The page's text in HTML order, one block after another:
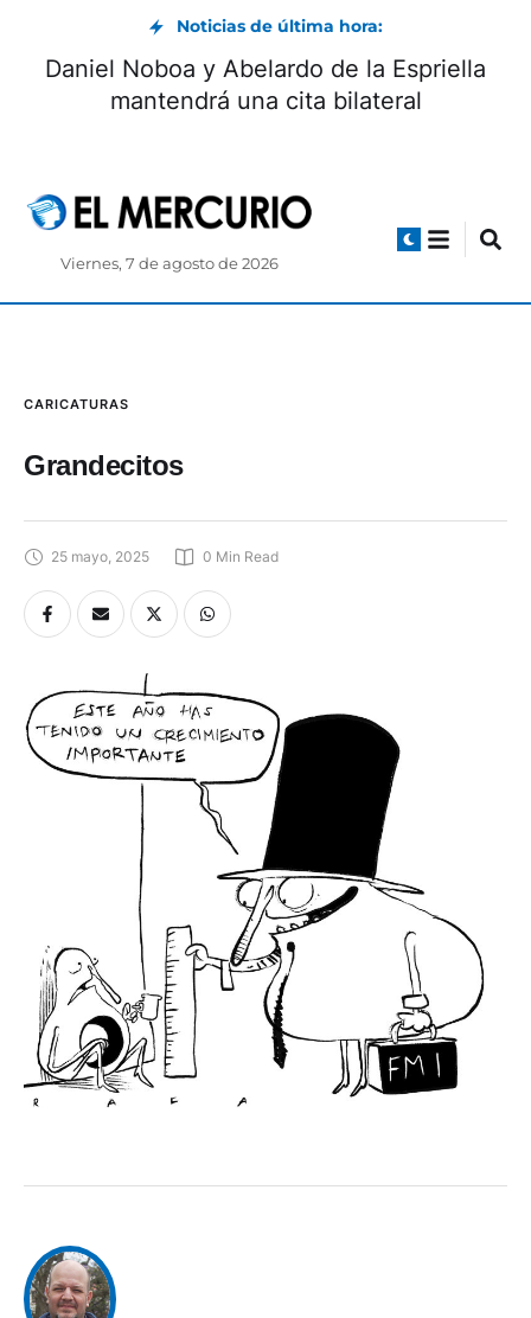
Noticias de última hora:
Daniel Noboa y Abelardo de la Espriella
mantendrá una cita bilateral
Viernes, 7 de agosto de 2026
CARICATURAS
Grandecitos
25 mayo, 2025 0 Min Read